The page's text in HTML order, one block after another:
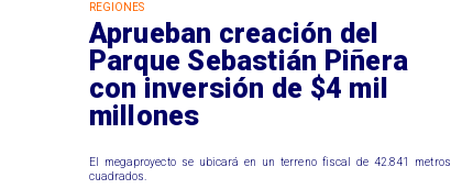
REGIONES
Aprueban creación del
Parque Sebastián Piñera
con inversión de $4 mil
millones
El megaproyecto se ubicará en un terreno fiscal de 42.841 metros
cuadrados.